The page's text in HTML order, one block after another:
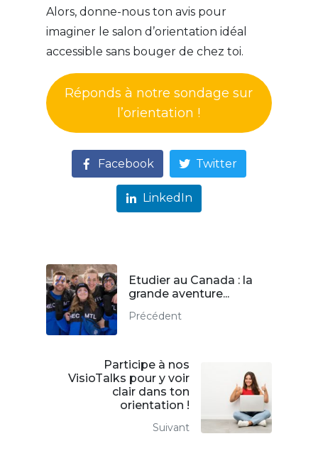
Alors, donne-nous ton avis pour
imaginer le salon d’orientation idéal
accessible sans bouger de chez toi.
Réponds à notre sondage sur
l’orientation !
Facebook Twitter
LinkedIn
Etudier au Canada : la
grande aventure...
Précédent
Participe à nos
VisioTalks pour y voir
clair dans ton
orientation !
Suivant